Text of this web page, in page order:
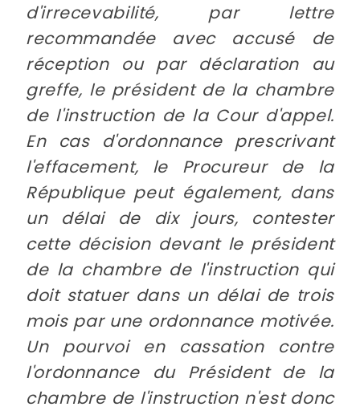
d'irrecevabilité, par lettre
recommandée avec accusé de
réception ou par déclaration au
greffe, le président de la chambre
de l'instruction de la Cour d'appel.
En cas d'ordonnance prescrivant
l'effacement, le Procureur de la
République peut également, dans
un délai de dix jours, contester
cette décision devant le président
de la chambre de l'instruction qui
doit statuer dans un délai de trois
mois par une ordonnance motivée.
Un pourvoi en cassation contre
l'ordonnance du Président de la
chambre de l'instruction n'est donc